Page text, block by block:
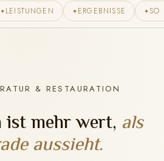
✦ LEISTUNGEN ✦ ERGEBNISSE ✦ SO
& RESTAURATION
ist mehr wert, als
aussieht.